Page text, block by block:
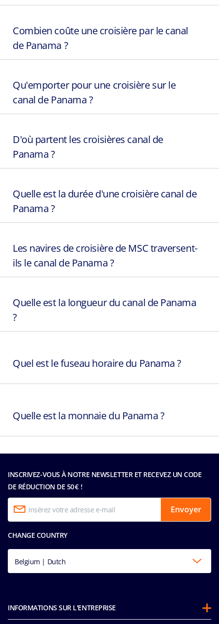
Combien coûte une croisière par le canal
de Panama ?
Qu'emporter pour une croisière sur le
canal de Panama ?
D'où partent les croisières canal de
Panama ?
Quelle est la durée d'une croisière canal de
Panama ?
Les navires de croisière de MSC traversent-
ils le canal de Panama ?
Quelle est la longueur du canal de Panama
?
Quel est le fuseau horaire du Panama ?
Quelle est la monnaie du Panama ?
INSCRIVEZ-VOUS À NOTRE NEWSLETTER ET RECEVEZ UN CODE
DE RÉDUCTION DE 50 € !
Envoyer
CHANGE COUNTRY
Belgium | Dutch
INFORMATIONS SUR L'ENTREPRISE